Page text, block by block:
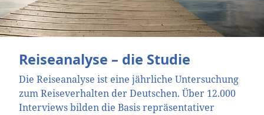
Reiseanalyse – die Studie
Die Reiseanalyse ist eine jährliche Untersuchung
zum Reiseverhalten der Deutschen. Über 12.000
Interviews bilden die Basis repräsentativer